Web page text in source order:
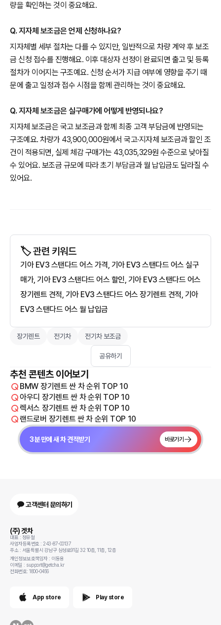
량을 확인하는 것이 중요해요.
Q. 지자체 보조금은 언제 신청하나요?
지자체별 세부 절차는 다를 수 있지만, 일반적으로 차량 계약 후 보조
금 신청 접수를 진행해요. 이후 대상자 선정이 완료되면 출고 및 등록
절차가 이어지는 구조예요. 신청 순서가 지급 여부에 영향을 주기 때
문에 출고 일정과 접수 시점을 함께 관리하는 것이 중요해요.
Q. 지자체 보조금은 실구매가에 어떻게 반영되나요?
지자체 보조금은 국고 보조금과 함께 최종 고객 부담금에 반영되는
구조예요. 차량가 43,900,000원에서 국고·지자체 보조금과 할인 조
건이 적용되면, 실제 체감 구매가는 43,035,329원 수준으로 낮아질
수 있어요. 보조금 규모에 따라 초기 부담금과 월 납입금도 달라질 수
있어요.
🏷️ 관련 키워드
기아 EV3 스탠다드 어스 가격, 기아 EV3 스탠다드 어스 실구
매가, 기아 EV3 스탠다드 어스 할인, 기아 EV3 스탠다드 어스
장기렌트 견적, 기아 EV3 스탠다드 어스 장기렌트 견적, 기아
EV3 스탠다드 어스 월 납입금
장기렌트 전기차 전기차 보조금
공유하기
추천 콘텐츠 이어보기
BMW 장기렌트 싼 차 순위 TOP 10
아우디 장기렌트 싼 차 순위 TOP 10
렉서스 장기렌트 싼 차 순위 TOP 10
랜드로버 장기렌트 싼 차 순위 TOP 10
3분 만에 새 차 견적받기 바로가기
고객센터 문의하기
(주) 겟차
대표 : 정유철
사업자등록번호 : 243-87-00137
주소 : 서울특별시 강남구 삼성로91길 32 10층, 11층, 12층
개인정보보호책임자 : 이동용
이메일 : support@getcha.kr
전화번호: 1800-0456
App store Play store